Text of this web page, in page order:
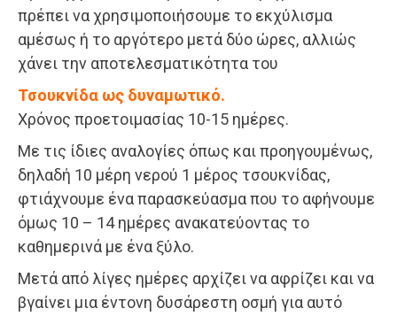
πρέπει να χρησιμοποιήσουμε το εκχύλισμα
αμέσως ή το αργότερο μετά δύο ώρες, αλλιώς
χάνει την αποτελεσματικότητα του
Τσουκνίδα ως δυναμωτικό.
Χρόνος προετοιμασίας 10-15 ημέρες.
Με τις ίδιες αναλογίες όπως και προηγουμένως,
δηλαδή 10 μέρη νερού 1 μέρος τσουκνίδας,
φτιάχνουμε ένα παρασκεύασμα που το αφήνουμε
όμως 10 – 14 ημέρες ανακατεύοντας το
καθημερινά με ένα ξύλο.
Μετά από λίγες ημέρες αρχίζει να αφρίζει και να
βγαίνει μια έντονη δυσάρεστη οσμή για αυτό